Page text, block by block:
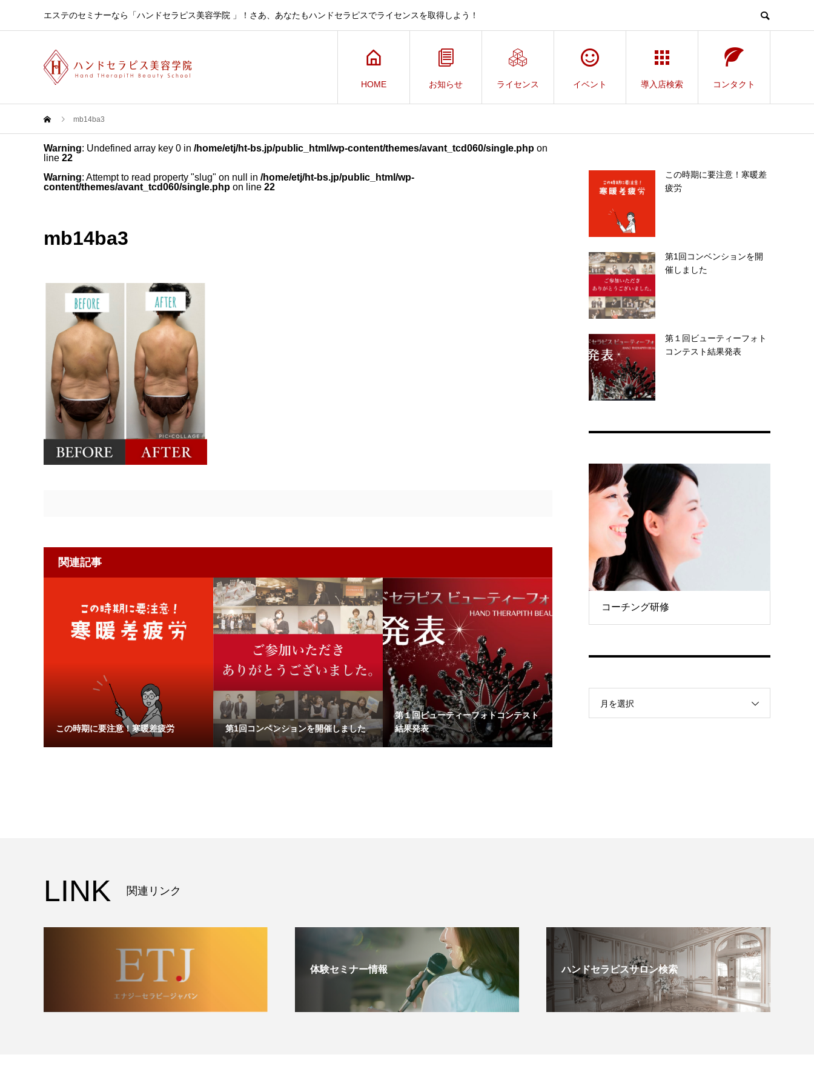
エステのセミナーなら「ハンドセラピス美容学院 」！さあ、あなたもハンドセラピスでライセンスを取得しよう！
HOME お知らせ ライセンス イベント 導入店検索 コンタクト
mb14ba3
Warning: Undefined array key 0 in /home/etj/ht-bs.jp/public_html/wp-content/themes/avant_tcd060/single.php on
line 22
Warning: Attempt to read property "slug" on null in /home/etj/ht-bs.jp/public_html/wp-
content/themes/avant_tcd060/single.php on line 22
mb14ba3
関連記事
この時期に要注意！寒暖差疲労 第1回コンベンションを開催しました
第１回ビューティーフォトコンテスト
結果発表
この時期に要注意！寒暖差
疲労
第1回コンベンションを開
催しました
第１回ビューティーフォト
コンテスト結果発表
コーチング研修
月を選択
LINK 関連リンク
体験セミナー情報 ハンドセラピスサロン検索